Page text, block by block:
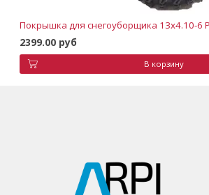
Покрышка для снегоуборщика 13х4.10-6
2399.00 руб
В корзину